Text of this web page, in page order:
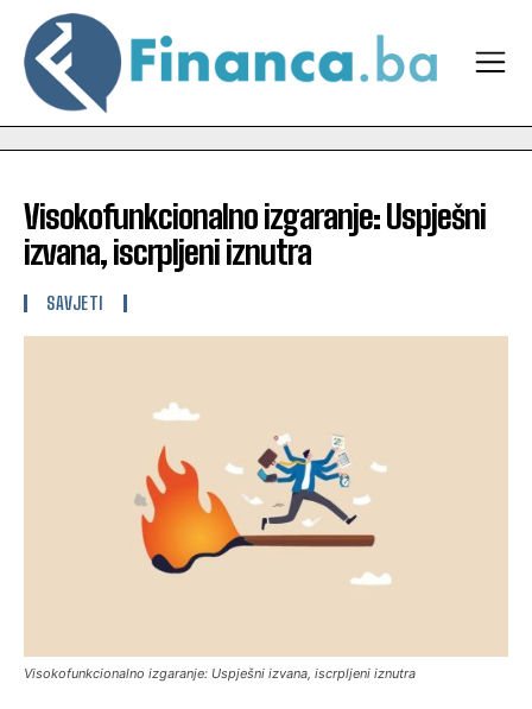
Visokofunkcionalno izgaranje: Uspješni
izvana, iscrpljeni iznutra
SAVJETI
Visokofunkcionalno izgaranje: Uspješni izvana, iscrpljeni iznutra